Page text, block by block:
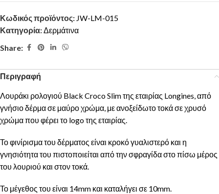
Κωδικός προϊόντος: JW-LM-015
Κατηγορία:Δερμάτινα
Share:
Περιγραφή
Λουράκι ρολογιού Black Croco Slim της εταιρίας Longines, από
γνήσιο δέρμα σε μαύρο χρώμα, με ανοξείδωτο τοκά σε χρυσό
χρώμα που φέρει το logo της εταιρίας.
Το φινίρισμα του δέρματος είναι κροκό γυαλιστερό και η
γνησιότητα του πιστοποιείται από την σφραγίδα στο πίσω μέρος
του λουριού και στον τοκά.
Το μέγεθος του είναι 14mm και καταλήγει σε 10mm.